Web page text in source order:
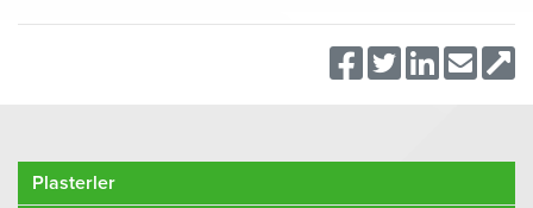
Plasterler